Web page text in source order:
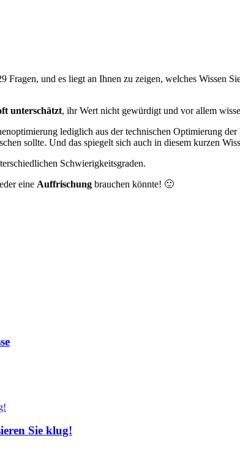
Fragen, und es liegt an Ihnen zu zeigen, welches Wissen
unterschätzt, ihr Wert nicht gewürdigt und vor allem
lediglich aus der technischen Optimierung der
sollte. Und das spiegelt sich auch in diesem kurzen
Schwierigkeitsgraden.
eine Auffrischung brauchen könnte! 🙂
Sie klug!